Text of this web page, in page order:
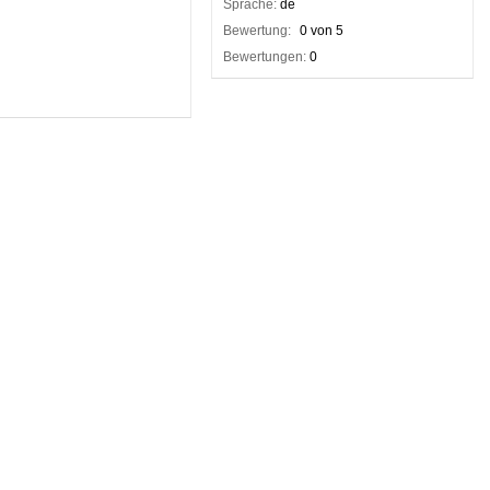
Sprache: de
Bewertung: 0 von 5
Bewertungen: 0